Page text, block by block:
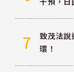
7
致茂法
環！